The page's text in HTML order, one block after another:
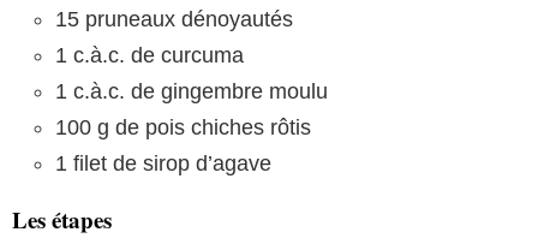
15 pruneaux dénoyautés
1 c.à.c. de curcuma
1 c.à.c. de gingembre moulu
100 g de pois chiches rôtis
1 filet de sirop d’agave
Les étapes